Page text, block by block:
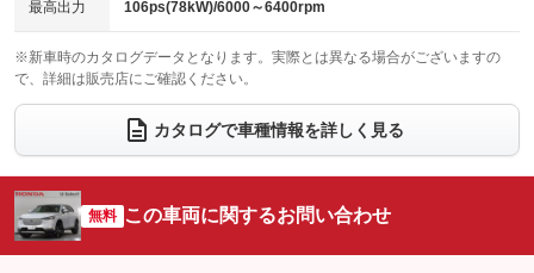
：装備あり ：装備なし
：装備なし ：装備あり
ウォークスルー
：装備なし
電動リアゲート フロントカメラ
：装備なし
：装備なし ：装備なし
サイドカメラ
：装備なし ルーフレール
：装備なし
：装備なし
：装備なし
最高出力 106ps(78kW)/6000～6400rpm
※新車時のカタログデータとなります。実際とは異なる場合がございますの
で、詳細は販売店にご確認ください。
カタログで車種情報を詳しく見る
無料 この車両に関するお問い合わせ